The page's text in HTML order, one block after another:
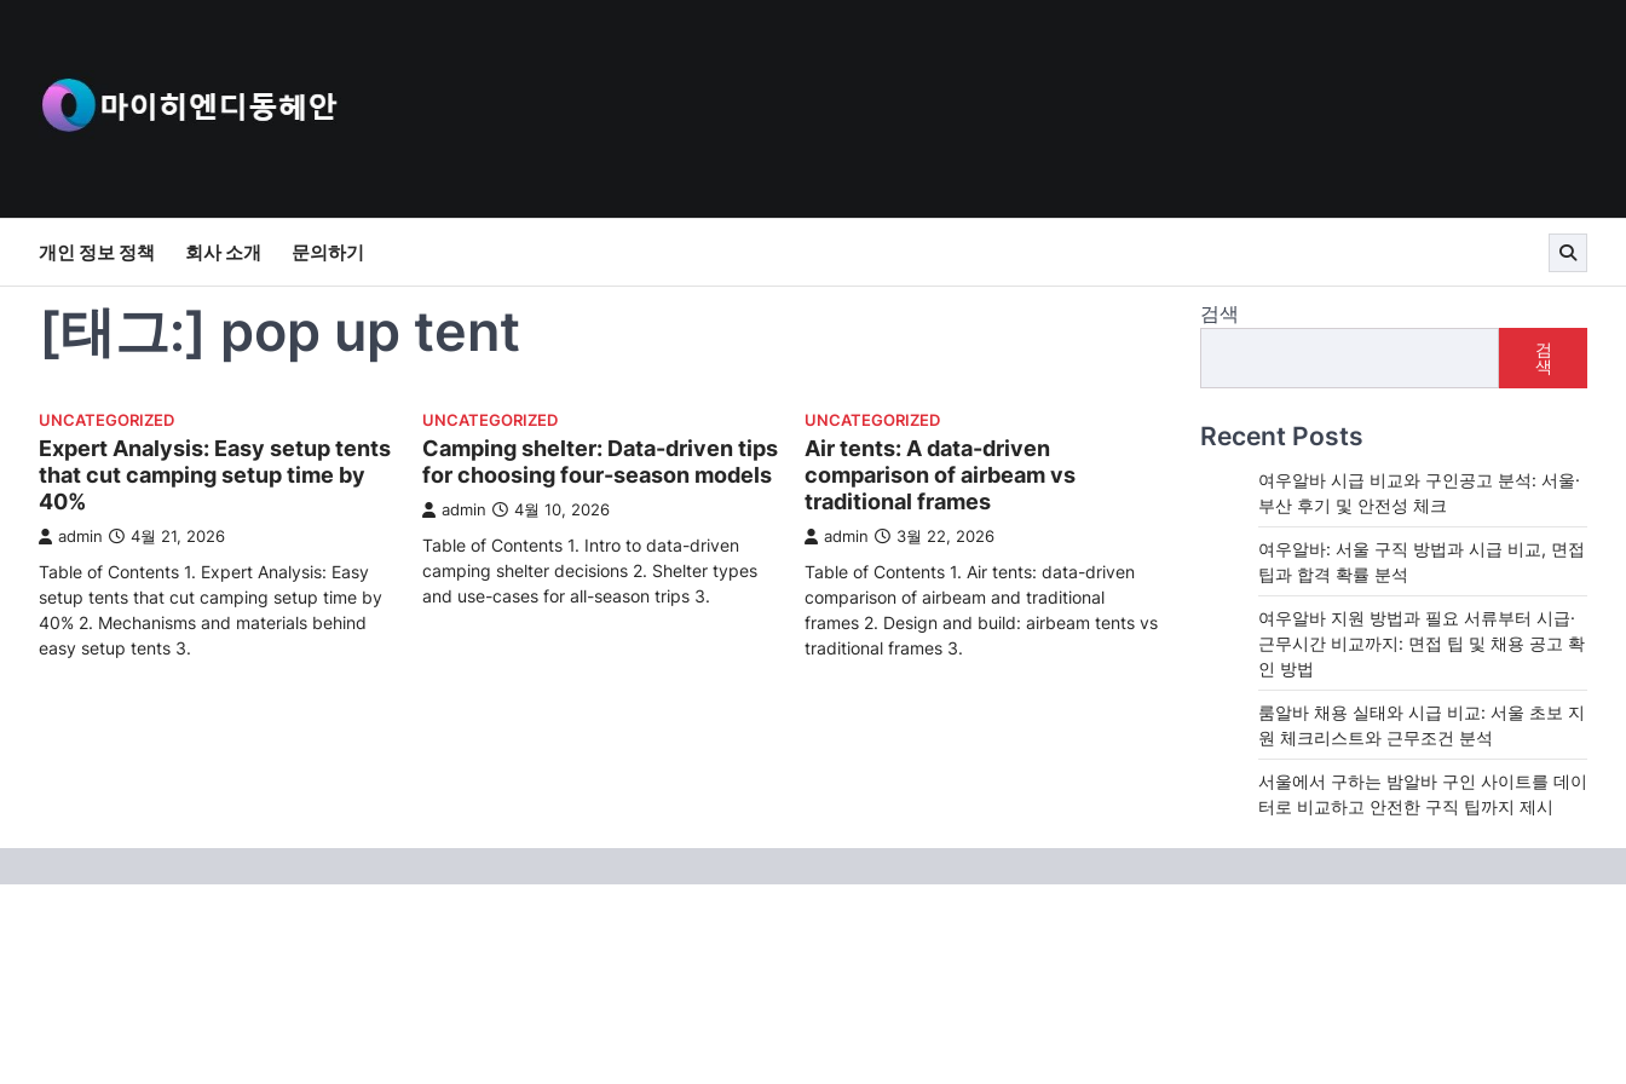
content
개인 정보 정책 회사 소개 문의하기
[태그:] pop up tent
UNCATEGORIZED
Expert Analysis: Easy setup tents
that cut camping setup time by
40%
admin 4월 21, 2026
Table of Contents 1. Expert Analysis: Easy
setup tents that cut camping setup time by
40% 2. Mechanisms and materials behind
easy setup tents 3.
UNCATEGORIZED
Camping shelter: Data-driven tips
for choosing four-season models
admin 4월 10, 2026
Table of Contents 1. Intro to data-driven
camping shelter decisions 2. Shelter types
and use-cases for all-season trips 3.
UNCATEGORIZED
Air tents: A data-driven
comparison of airbeam vs
traditional frames
admin 3월 22, 2026
Table of Contents 1. Air tents: data-driven
comparison of airbeam and traditional
frames 2. Design and build: airbeam tents vs
traditional frames 3.
검색
검
색
Recent Posts
여우알바 시급 비교와 구인공고 분석: 서울·
부산 후기 및 안전성 체크
여우알바: 서울 구직 방법과 시급 비교, 면접
팁과 합격 확률 분석
여우알바 지원 방법과 필요 서류부터 시급·
근무시간 비교까지: 면접 팁 및 채용 공고 확
인 방법
룸알바 채용 실태와 시급 비교: 서울 초보 지
원 체크리스트와 근무조건 분석
서울에서 구하는 밤알바 구인 사이트를 데이
터로 비교하고 안전한 구직 팁까지 제시